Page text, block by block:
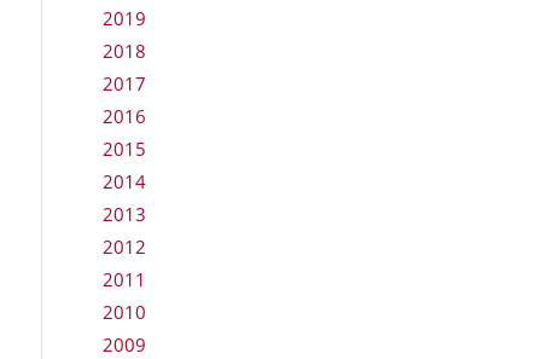
2019
2018
2017
2016
2015
2014
2013
2012
2011
2010
2009